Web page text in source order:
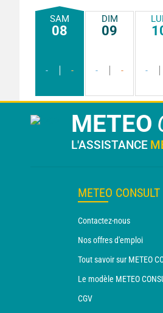
SAM
08
- -
DIM
09
- - -
METEO
L'ASSISTANCE
METEO CONSULT
Contactez-nous
Nos offres d'emploi
Tout savoir sur METEO
Le modèle METEO
CGV